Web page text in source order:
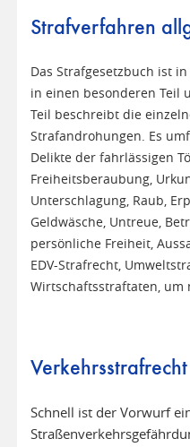
Strafverfahren
Das Strafgesetzbuch ist
in einen besonderen Teil
Teil beschreibt die
Strafandrohungen. Es
Delikte der fahrlässigen
Freiheitsberaubung,
Unterschlagung, Raub,
Geldwäsche, Untreue,
persönliche Freiheit,
EDV-Strafrecht,
Wirtschaftsstraftaten, um
Verkehrsstrafrecht
Schnell ist der Vorwurf